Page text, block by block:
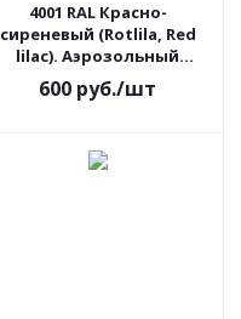
4001 RAL Красно-
сиреневый (Rotlila, Red
lilac). Аэрозольный
баллон с краской
600 руб./шт